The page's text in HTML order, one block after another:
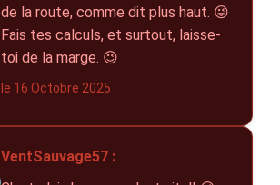
de la route, comme dit plus haut. 😜
Fais tes calculs, et surtout, laisse-
toi de la marge. 😉
le 16 Octobre 2025
VentSauvage57 :